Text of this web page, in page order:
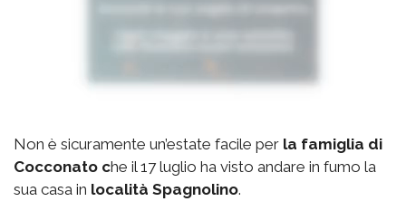
Non è sicuramente un’estate facile per la famiglia di
Cocconato che il 17 luglio ha visto andare in fumo la
sua casa in località Spagnolino.